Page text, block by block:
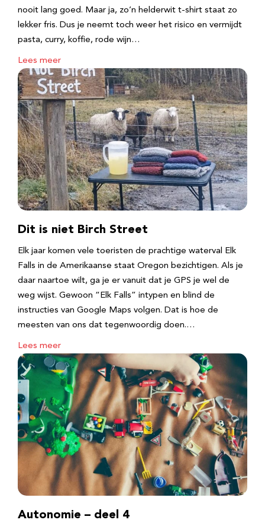
nooit lang goed. Maar ja, zo’n helderwit t-shirt staat zo
lekker fris. Dus je neemt toch weer het risico en vermijdt
pasta, curry, koffie, rode wijn…
Lees meer
Dit is niet Birch Street
Elk jaar komen vele toeristen de prachtige waterval Elk
Falls in de Amerikaanse staat Oregon bezichtigen. Als je
daar naartoe wilt, ga je er vanuit dat je GPS je wel de
weg wijst. Gewoon “Elk Falls” intypen en blind de
instructies van Google Maps volgen. Dat is hoe de
meesten van ons dat tegenwoordig doen.…
Lees meer
Autonomie – deel 4